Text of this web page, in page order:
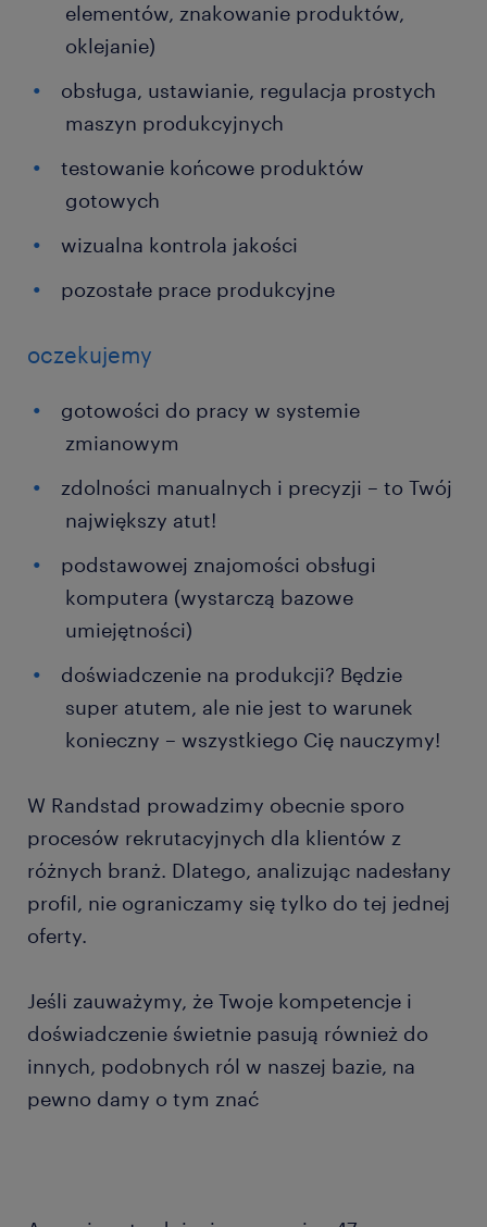
elementów, znakowanie produktów,
oklejanie)
obsługa, ustawianie, regulacja prostych
maszyn produkcyjnych
testowanie końcowe produktów
gotowych
wizualna kontrola jakości
pozostałe prace produkcyjne
oczekujemy
gotowości do pracy w systemie
zmianowym
zdolności manualnych i precyzji – to Twój
największy atut!
podstawowej znajomości obsługi
komputera (wystarczą bazowe
umiejętności)
doświadczenie na produkcji? Będzie
super atutem, ale nie jest to warunek
konieczny – wszystkiego Cię nauczymy!
W Randstad prowadzimy obecnie sporo
procesów rekrutacyjnych dla klientów z
różnych branż. Dlatego, analizując nadesłany
profil, nie ograniczamy się tylko do tej jednej
oferty.
Jeśli zauważymy, że Twoje kompetencje i
doświadczenie świetnie pasują również do
innych, podobnych ról w naszej bazie, na
pewno damy o tym znać